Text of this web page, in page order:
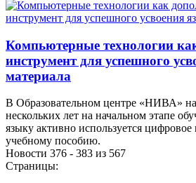
Компьютерные технологии
инструмент для успешного
материала
В Образовательном центре «НИВА»
нескольких лет на начальном этапе
языку активно используется
учебному пособию.
Новости 376 - 383 из 567
Страницы: